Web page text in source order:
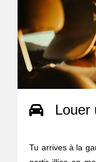
Louer
Tu arrives à la